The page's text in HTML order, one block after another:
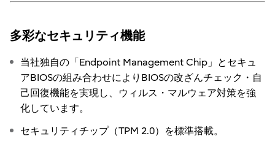
多彩なセキュリティ機能
当社独自の「Endpoint Management Chip」とセキュ
アBIOSの組み合わせによりBIOSの改ざんチェック・自
己回復機能を実現し、ウィルス・マルウェア対策を強
化しています。
セキュリティチップ（TPM 2.0）を標準搭載。